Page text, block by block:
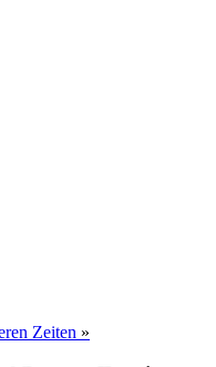
Zeiten »